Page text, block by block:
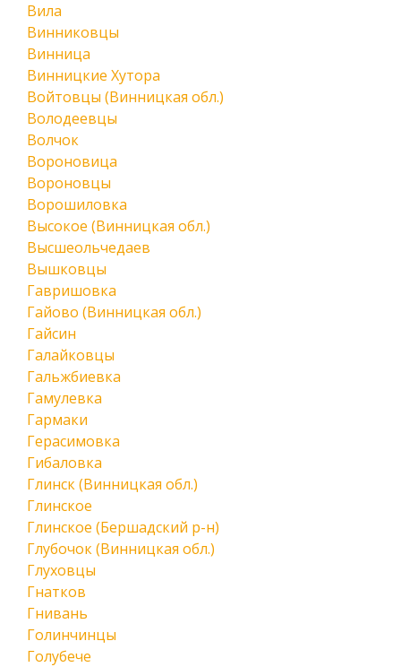
Вила
Винниковцы
Винница
Винницкие Хутора
Войтовцы (Винницкая обл.)
Володеевцы
Волчок
Вороновица
Вороновцы
Ворошиловка
Высокое (Винницкая обл.)
Высшеольчедаев
Вышковцы
Гавришовка
Гайово (Винницкая обл.)
Гайсин
Галайковцы
Гальжбиевка
Гамулевка
Гармаки
Герасимовка
Гибаловка
Глинск (Винницкая обл.)
Глинское
Глинское (Бершадский р-н)
Глубочок (Винницкая обл.)
Глуховцы
Гнатков
Гнивань
Голинчинцы
Голубече